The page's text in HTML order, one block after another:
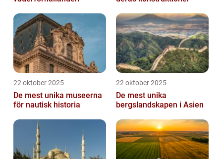
22 oktober 2025
De mest unika museerna
för nautisk historia
22 oktober 2025
De mest unika
bergslandskapen i Asien